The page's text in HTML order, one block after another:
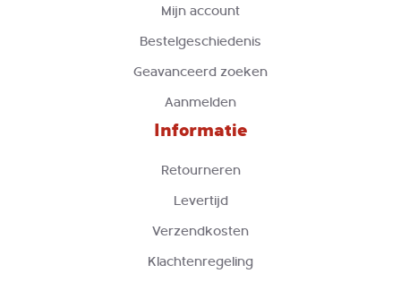
Mijn account
Bestelgeschiedenis
Geavanceerd zoeken
Aanmelden
Informatie
Retourneren
Levertijd
Verzendkosten
Klachtenregeling